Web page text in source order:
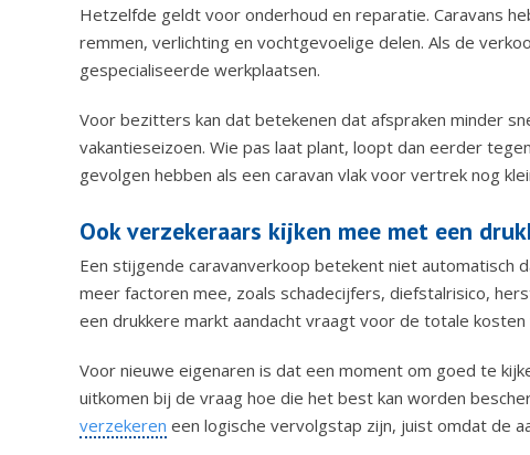
Hetzelfde geldt voor onderhoud en reparatie. Caravans
remmen, verlichting en vochtgevoelige delen. Als de
gespecialiseerde werkplaatsen.
Voor bezitters kan dat betekenen dat afspraken minder
vakantieseizoen. Wie pas laat plant, loopt dan eerder
gevolgen hebben als een caravan vlak voor vertrek nog
Ook verzekeraars kijken mee met een
Een stijgende caravanverkoop betekent niet automatisch
meer factoren mee, zoals schadecijfers, diefstalrisico,
een drukkere markt aandacht vraagt voor de totale kosten
Voor nieuwe eigenaren is dat een moment om goed te
uitkomen bij de vraag hoe die het best kan worden
verzekeren een logische vervolgstap zijn, juist omdat de